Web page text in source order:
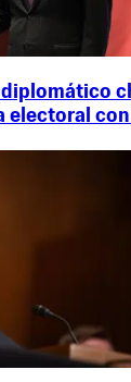
electoral